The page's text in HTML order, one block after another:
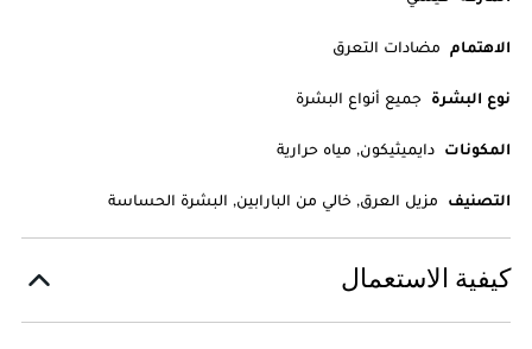
الاهتمام مضادات التعرق
نوع البشرة جميع أنواع البشرة
المكونات دايميثيكون, مياه حرارية
التصنيف مزيل العرق, خالي من البارابين, البشرة الحساسة
كيفية الاستعمال